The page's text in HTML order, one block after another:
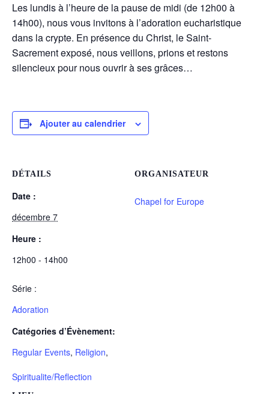
Les lundis à l’heure de la pause de midi (de 12h00 à
14h00), nous vous invitons à l’adoration eucharistique
dans la crypte. En présence du Christ, le Saint-
Sacrement exposé, nous veillons, prions et restons
silencieux pour nous ouvrir à ses grâces…
Ajouter au calendrier
DÉTAILS
Date :
décembre 7
Heure :
12h00 - 14h00
Série :
Adoration
Catégories d’Évènement:
Regular Events, Religion,
Spiritualite/Reflection
ORGANISATEUR
Chapel for Europe